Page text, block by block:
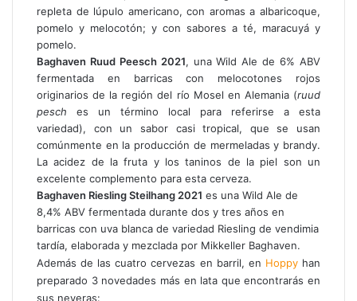
repleta de lúpulo americano, con aromas a albaricoque,
pomelo y melocotón; y con sabores a té, maracuyá y
pomelo.
Baghaven Ruud Peesch 2021, una Wild Ale de 6% ABV
fermentada en barricas con melocotones rojos
originarios de la región del río Mosel en Alemania (ruud
pesch es un término local para referirse a esta
variedad), con un sabor casi tropical, que se usan
comúnmente en la producción de mermeladas y brandy.
La acidez de la fruta y los taninos de la piel son un
excelente complemento para esta cerveza.
Baghaven Riesling Steilhang 2021 es una Wild Ale de
8,4% ABV fermentada durante dos y tres años en
barricas con uva blanca de variedad Riesling de vendimia
tardía, elaborada y mezclada por Mikkeller Baghaven.
Además de las cuatro cervezas en barril, en Hoppyhan
preparado 3 novedades más en lata que encontrarás en
sus neveras: